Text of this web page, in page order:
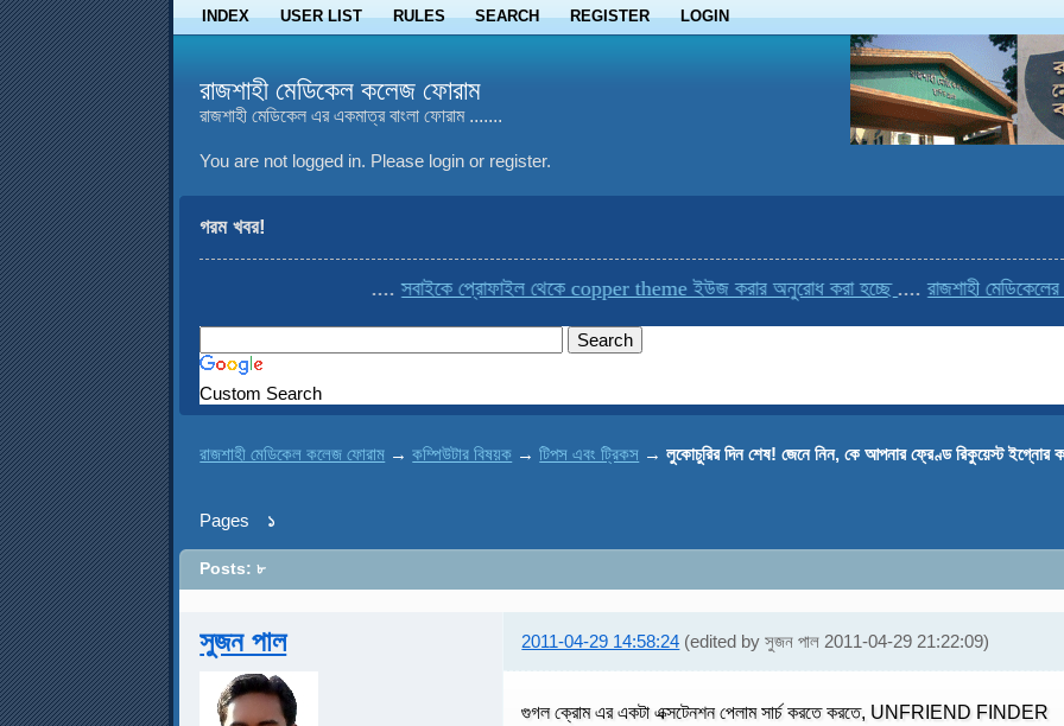
INDEX USER LIST RULES SEARCH REGISTER LOGIN
রাজশাহী মেডিকেল কলেজ ফোরাম
রাজশাহী মেডিকেল এর একমাত্র বাংলা ফোরাম .......
You are not logged in. Please login or register.
গরম খবর!
সবাইকে প্রোফাইল থেকে copper theme ইউজ করার অনুরোধ করা হচ্ছে....রাজশাহী মেডিকেলের একমাত্র
Custom Search
রাজশাহী মেডিকেল কলেজ ফোরাম →কম্পিউটার বিষয়ক →টিপস এবং ট্রিকস →লুকোচুরির দিন শেষ! জেনে নিন, কে আপনার ফ্রেণ্ড রিকুয়েস্ট ইগ্নোর
Pages ১
Posts: ৮
সুজন পাল 2011-04-29 14:58:24 (edited by সুজন পাল 2011-04-29 21:22:09)
গুগল ক্রোম এর একটা এক্সটেনশন পেলাম সার্চ করতে করতে, UNFRIEND FINDER